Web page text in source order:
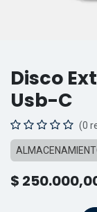
Disco
Usb-C
(0
$